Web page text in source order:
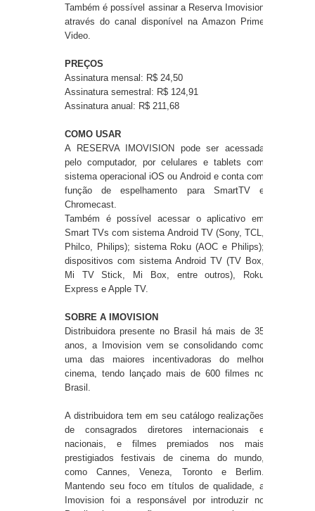
Também é possível assinar a Reserva Imovision
através do canal disponível na Amazon Prime
Video.
PREÇOS
Assinatura mensal: R$ 24,50
Assinatura semestral: R$ 124,91
Assinatura anual: R$ 211,68
COMO USAR
A RESERVA IMOVISION pode ser acessada
pelo computador, por celulares e tablets com
sistema operacional iOS ou Android e conta com
função de espelhamento para SmartTV e
Chromecast.
Também é possível acessar o aplicativo em
Smart TVs com sistema Android TV (Sony, TCL,
Philco, Philips); sistema Roku (AOC e Philips);
dispositivos com sistema Android TV (TV Box,
Mi TV Stick, Mi Box, entre outros), Roku
Express e Apple TV.
SOBRE A IMOVISION
Distribuidora presente no Brasil há mais de 35
anos, a Imovision vem se consolidando como
uma das maiores incentivadoras do melhor
cinema, tendo lançado mais de 600 filmes no
Brasil.
A distribuidora tem em seu catálogo realizações
de consagrados diretores internacionais e
nacionais, e filmes premiados nos mais
prestigiados festivais de cinema do mundo,
como Cannes, Veneza, Toronto e Berlim.
Mantendo seu foco em títulos de qualidade, a
Imovision foi a responsável por introduzir no